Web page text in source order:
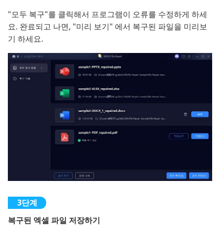
"모두 복구"를 클릭해서 프로그램이 오류를 수정하게 하세
요. 완료되고 나면, "미리 보기" 에서 복구된 파일을 미리보
기 하세요.
복구된 엑셀 파일 저장하기